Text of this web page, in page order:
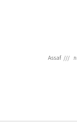
Assaf